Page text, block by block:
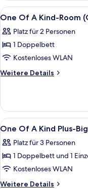
anzeigen
Doppelbett
(One
a
Kind)
Alle
Fotos
für
One
Of
A
(Queen)
anzeigen
10
One Of A Kind-Room
Platz für 2 Personen
1 Doppelbett
Kostenloses WLAN
Weitere Details
Weitere
Of
A
Kind-
(Queen)
Alle
Fotos
für
One
Of
A
15
One Of A Kind Plus-
Platz für 3 Personen
1 Doppelbett und 1
Kostenloses WLAN
Weitere Details
Weitere